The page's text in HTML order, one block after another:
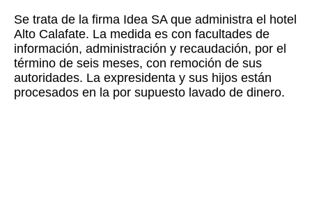
Se trata de la firma Idea SA que administra el hotel
Alto Calafate. La medida es con facultades de
información, administración y recaudación, por el
término de seis meses, con remoción de sus
autoridades. La expresidenta y sus hijos están
procesados en la por supuesto lavado de dinero.